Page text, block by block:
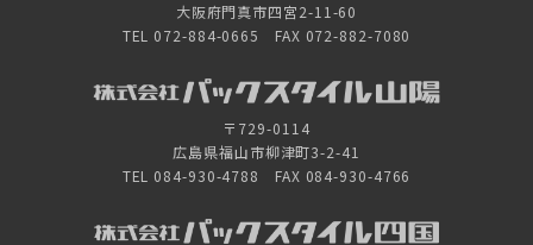
大阪府門真市四宮2-11-60
TEL 072-884-0665 FAX 072-882-7080
〒729-0114
広島県福山市柳津町3-2-41
TEL 084-930-4788 FAX 084-930-4766